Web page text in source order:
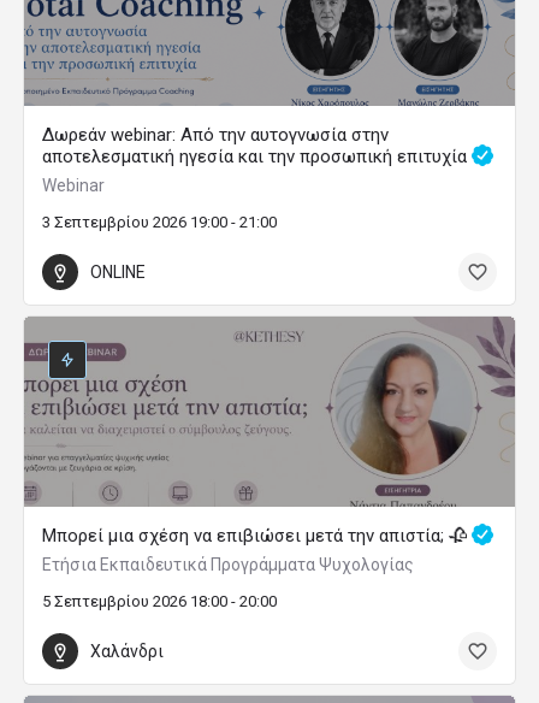
Δωρεάν webinar: Από την αυτογνωσία στην
αποτελεσματική ηγεσία και την προσωπική επιτυχία
Webinar
3 Σεπτεμβρίου 2026 19:00 - 21:00
ONLINE
Μπορεί μια σχέση να επιβιώσει μετά την απιστία; 🥀
Ετήσια Εκπαιδευτικά Προγράμματα Ψυχολογίας
5 Σεπτεμβρίου 2026 18:00 - 20:00
Χαλάνδρι